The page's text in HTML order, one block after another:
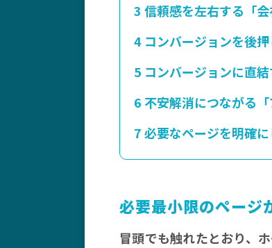
3 信頼感を左右する「会
4 コンバージョンを後
5 コンバージョンに直
6 不安解消につながる「
7必要なページを明確
必要最小限のページ
冒頭でも触れたとおり、